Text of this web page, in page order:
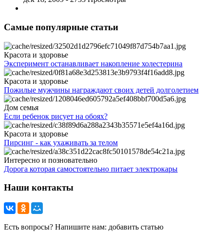
Самые популярные статьи
Красота и здоровье
Эксперимент останавливает накопление холестерина
Красота и здоровье
Пожилые мужчины награждают своих детей долголетием
Дом семья
Если ребенок рисует на обоях?
Красота и здоровье
Пирсинг - как ухаживать за телом
Интересно и позновательно
Дорога которая самостоятельно питает электрокары
Наши контакты
Есть вопросы? Напишите нам: добавить статью